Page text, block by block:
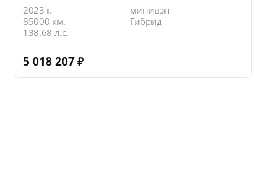
2023 г.
минивэн
85000 км.
Гибрид
138.68 л.с.
5 018 207 ₽